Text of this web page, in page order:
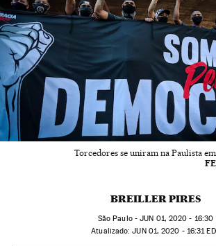
Torcedores se uniram na Paulista
BREILLER PIRES
São Paulo -JUN 01, 2020 - 16:30
atualizado: JUN 01, 2020 - 16:31